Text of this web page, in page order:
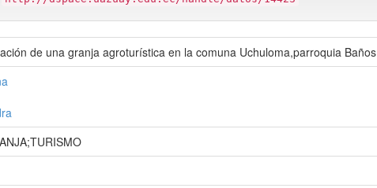
de una granja agroturística en la comuna Uchuloma,parroquia Baños